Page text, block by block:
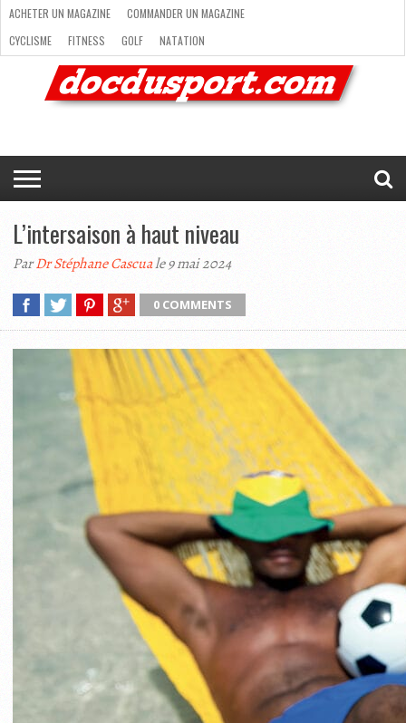
ACHETER
MAGAZINE
COMMANDER
UN
MAGAZINE
CYCLISME
FITNESS
GOLF
NATATION
RANDONNÉE
RUNNING
SKI
TRAIL
RUNNING
TRIATHLON
VOILE
NEWSLETTER
MAG’
EN
LIGNE
NOUS
CONTACTER
ACHETER UN MAGAZINE
COMMANDER UN MAGAZINE
CYCLISME
FITNESS GOLF
NATATION
RANDONNÉE
RUNNING SKI
TRAIL RUNNING
TRIATHLON
VOILE NEWSLETTER
MAG’ EN LIGNE
L’intersaison à haut niveau
ParDr Stéphane Cascuale 9 mai 2024
0 COMMENTS